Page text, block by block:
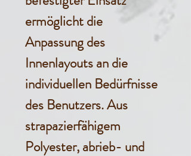
ermöglicht die
Anpassung des
Innenlayouts an die
individuellen Bedürfnisse
des Benutzers. Aus
strapazierfähigem
Polyester, abrieb- und